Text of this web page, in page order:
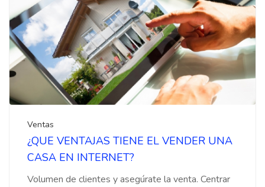
Ventas
¿QUE VENTAJAS TIENE EL VENDER UNA
CASA EN INTERNET?
Volumen de clientes y asegúrate la venta. Centrar